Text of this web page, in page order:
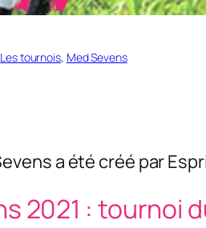
Les tournois, Med Sevens
a été créé par
2021 : tournoi